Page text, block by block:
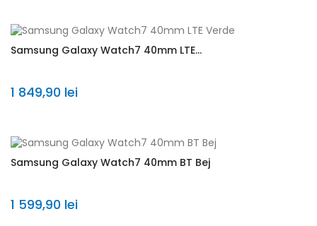
Samsung Galaxy Watch7 40mm LTE...
1 849,90 lei
Samsung Galaxy Watch7 40mm BT Bej
1 599,90 lei